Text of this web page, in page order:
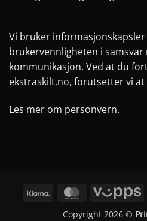
Vi bruker
brukervennligheten i
kommunikasjon. Ved at du
ekstraskilt.no, forutsetter vi
Les mer om personvern.
Klarna MasterCard
Copyright 2026 ©